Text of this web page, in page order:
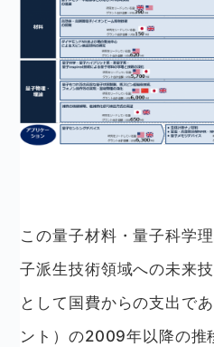
この量子材料・量子科学
子派生技術領域への未来
として国費からの支出で
ント）の2009年以降の推